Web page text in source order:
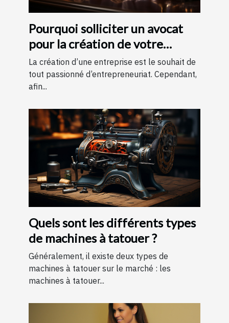
Pourquoi solliciter un avocat
pour la création de votre
entreprise ?
La création d’une entreprise est le souhait de
tout passionné d’entrepreneuriat. Cependant,
afin...
Quels sont les différents types
de machines à tatouer ?
Généralement, il existe deux types de
machines à tatouer sur le marché : les
machines à tatouer...